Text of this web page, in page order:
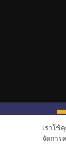
เราใช้
จัดการ